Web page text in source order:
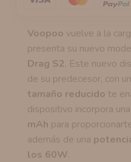
Voopoo vuelve a la
presenta su nuevo
Drag S2. Este nuevo
de su predecesor, con
tamaño reducido te
dispositivo incorpora una
mAh para
además de una
los 60W.